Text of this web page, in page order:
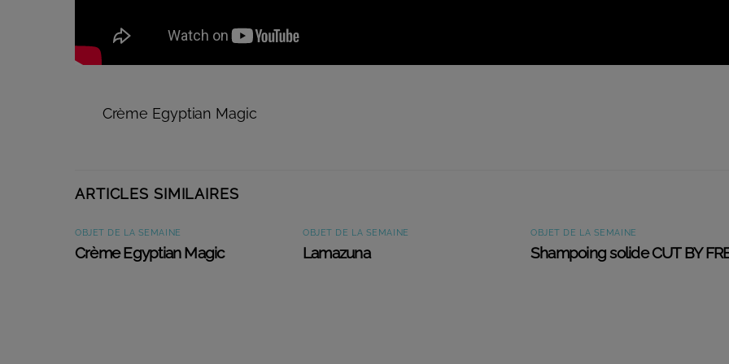
Crème Egyptian Magic
ARTICLES SIMILAIRES
OBJET DE LA SEMAINE
Crème Egyptian Magic
OBJET DE LA SEMAINE
Lamazuna
OBJET DE LA SEMAINE
Shampoing solide CUT BY